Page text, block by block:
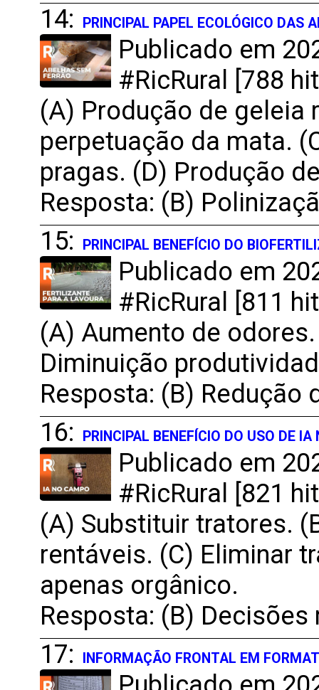
14: PRINCIPAL PAPEL ECOLÓGICO DAS
Publicado em
#RicRural [788
(A) Produção de geleia
perpetuação da mata.
pragas. (D) Produção
Resposta: (B)
15:
PRINCIPAL BENEFÍCIO DO
Publicado em
#RicRural [811
(A) Aumento de
Diminuição
Resposta: (B) Redução
16:
PRINCIPAL BENEFÍCIO DO USO DE
Publicado em
#RicRural [821
(A) Substituir tratores.
rentáveis. (C) Eliminar
apenas orgânico.
Resposta: (B)
17:
INFORMAÇÃO FRONTAL EM